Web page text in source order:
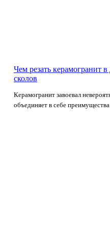
Чем резать керамогранит
сколов
Керамогранит завоевал
объединяет в себе преимущества